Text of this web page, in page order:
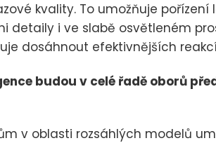
kvality. To umožňuje pořízení
detaily i ve slabě osvětleném
dosáhnout efektivnějších
budou v celé řadě oborů
v oblasti rozsáhlých modelů